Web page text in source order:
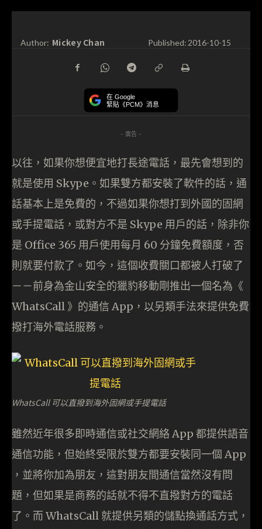
Author: Mickey Chan Published:2016-10-15
在 Google
緊貼《PCM》消息
- 廣告 -
以往，如果你想便宜地打長途電話，最先會想到的
就是使用 Skype。如果雙方都安裝了軟件的話，通
話基本上是免費的，不過如果你想打到外國的固網
或手提電話，或對方不是 Skype 用戶的話，除非你
是 Office 365 用戶使用每月 60 分鐘免費額度，否
則就要付款了。如今，這個收費關口都被人打破了
－－前身為金山安全的獵豹移動剛推出一個名為《
WhatsCall 》的通信 App，以另類手法來提供免費
撥打海外電話服務。
WhatsCall 可以直撥到海外固網或手提電話
雖然近年很多即時通信或社交網絡 App 都提供語音
通信功能，但始終受限於雙方都要安裝同一個 App
，並將你加為朋友，這對朋友間通信當然沒有問
題，但如果是商務的話就不得不直撥對方的電話
了。而 WhatsCall 就提供另類的儲點換通話方式，